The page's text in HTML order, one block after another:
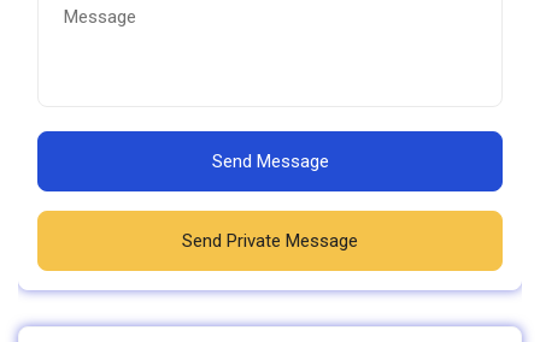
Send Message
Send Private Message